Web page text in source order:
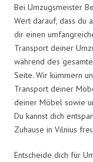
Bei Umzugsmeister
Wert darauf, dass du
dir einen
Transport deiner
während des
Seite. Wir kümmern
Transport deiner
deiner Möbel sowie
Du kannst dich
Zuhause in Vilnius
Entscheide dich für